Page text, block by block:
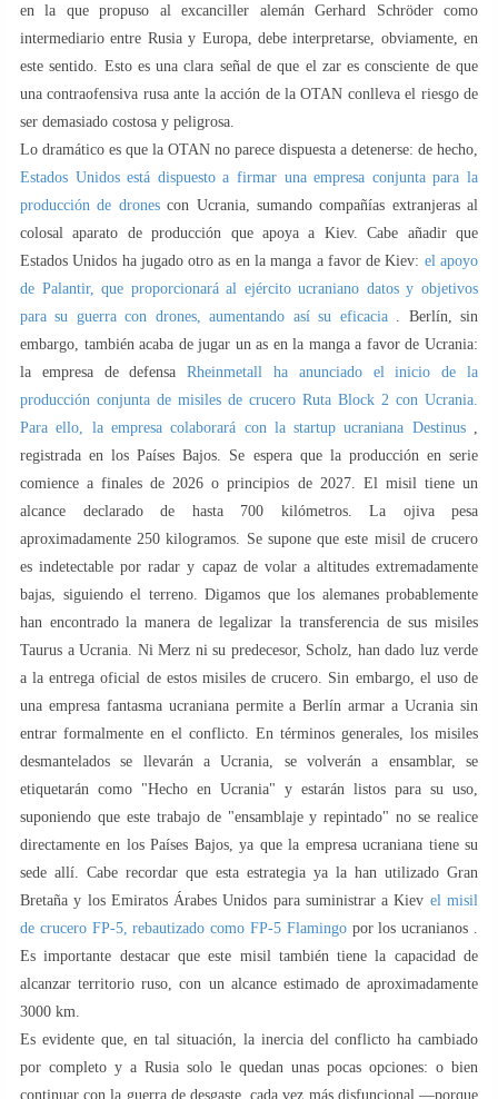
en la que propuso al excanciller alemán Gerhard Schröder como
intermediario entre Rusia y Europa, debe interpretarse, obviamente, en
este sentido. Esto es una clara señal de que el zar es consciente de que
una contraofensiva rusa ante la acción de la OTAN conlleva el riesgo de
ser demasiado costosa y peligrosa.
Lo dramático es que la OTAN no parece dispuesta a detenerse: de hecho,
Estados Unidos está dispuesto a firmar una empresa conjunta para la
producción de dronescon Ucrania, sumando compañías extranjeras al
colosal aparato de producción que apoya a Kiev. Cabe añadir que
Estados Unidos ha jugado otro as en la manga a favor de Kiev: el apoyo
de Palantir, que proporcionará al ejército ucraniano datos y objetivos
para su guerra con drones, aumentando así su eficacia. Berlín, sin
embargo, también acaba de jugar un as en la manga a favor de Ucrania:
la empresa de defensaRheinmetall ha anunciado el inicio de la
producción conjunta de misiles de crucero Ruta Block 2 con Ucrania.
Para ello, la empresa colaborará con la startup ucraniana Destinus,
registrada en los Países Bajos. Se espera que la producción en serie
comience a finales de 2026 o principios de 2027. El misil tiene un
alcance declarado de hasta 700 kilómetros. La ojiva pesa
aproximadamente 250 kilogramos. Se supone que este misil de crucero
es indetectable por radar y capaz de volar a altitudes extremadamente
bajas, siguiendo el terreno. Digamos que los alemanes probablemente
han encontrado la manera de legalizar la transferencia de sus misiles
Taurus a Ucrania. Ni Merz ni su predecesor, Scholz, han dado luz verde
a la entrega oficial de estos misiles de crucero. Sin embargo, el uso de
una empresa fantasma ucraniana permite a Berlín armar a Ucrania sin
entrar formalmente en el conflicto. En términos generales, los misiles
desmantelados se llevarán a Ucrania, se volverán a ensamblar, se
etiquetarán como "Hecho en Ucrania" y estarán listos para su uso,
suponiendo que este trabajo de "ensamblaje y repintado" no se realice
directamente en los Países Bajos, ya que la empresa ucraniana tiene su
sede allí. Cabe recordar que esta estrategia ya la han utilizado Gran
Bretaña y los Emiratos Árabes Unidos para suministrar a Kiev el misil
de crucero FP-5, rebautizado como FP-5 Flamingopor los ucranianos .
Es importante destacar que este misil también tiene la capacidad de
alcanzar territorio ruso, con un alcance estimado de aproximadamente
3000 km.
Es evidente que, en tal situación, la inercia del conflicto ha cambiado
por completo y a Rusia solo le quedan unas pocas opciones: o bien
continuar con la guerra de desgaste, cada vez más disfuncional —porque